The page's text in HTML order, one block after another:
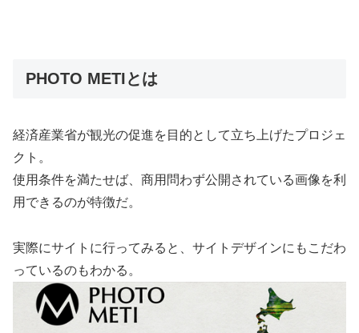
PHOTO METIとは
経済産業省が観光の促進を目的として立ち上げたプロジェ
クト。
使用条件を満たせば、商用問わず公開されている画像を利
用できるのが特徴だ。
実際にサイトに行ってみると、サイトデザインにもこだわ
っているのもわかる。